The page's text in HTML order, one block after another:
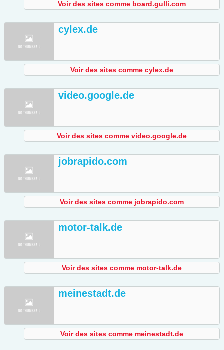
Voir des sites comme board.gulli.com
cylex.de
Voir des sites comme cylex.de
video.google.de
Voir des sites comme video.google.de
jobrapido.com
Voir des sites comme jobrapido.com
motor-talk.de
Voir des sites comme motor-talk.de
meinestadt.de
Voir des sites comme meinestadt.de